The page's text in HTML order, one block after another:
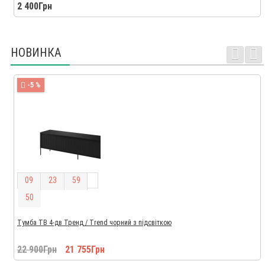
2 400Грн
НОВИНКА
-5 %
09 23 59
50
Тумба ТВ 4-дв Тренд / Trend чорний з підсвіткою
22 900Грн 21 755Грн